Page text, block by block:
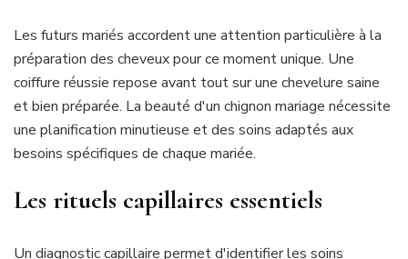
Les futurs mariés accordent une attention particulière à la
préparation des cheveux pour ce moment unique. Une
coiffure réussie repose avant tout sur une chevelure saine
et bien préparée. La beauté d'un chignon mariage nécessite
une planification minutieuse et des soins adaptés aux
besoins spécifiques de chaque mariée.
Les rituels capillaires essentiels
Un diagnostic capillaire permet d'identifier les soins